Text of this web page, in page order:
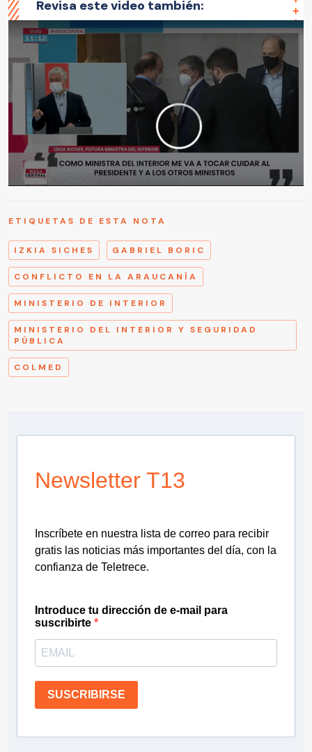
Revisa este video también:
ETIQUETAS DE ESTA NOTA
IZKIA SICHES GABRIEL BORIC
CONFLICTO EN LA ARAUCANÍA
MINISTERIO DE INTERIOR
MINISTERIO DEL INTERIOR Y SEGURIDAD
PÚBLICA
COLMED
Newsletter T13
Inscríbete en nuestra lista de correo para recibir
gratis las noticias más importantes del día, con la
confianza de Teletrece.
Introduce tu dirección de e-mail para
suscribirte
SUSCRIBIRSE